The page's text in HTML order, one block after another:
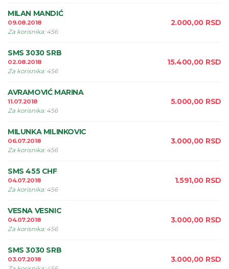
MILAN MANDIĆ
09.08.2018
Za korisnika: 456
2.000,00 RSD
SMS 3030 SRB
02.08.2018
Za korisnika: 456
15.400,00 RSD
AVRAMOVIĆ MARINA
11.07.2018
Za korisnika: 456
5.000,00 RSD
MILUNKA MILINKOVIC
06.07.2018
Za korisnika: 456
3.000,00 RSD
SMS 455 CHF
04.07.2018
Za korisnika: 456
1.591,00 RSD
VESNA VESNIC
04.07.2018
Za korisnika: 456
3.000,00 RSD
SMS 3030 SRB
03.07.2018
3.000,00 RSD